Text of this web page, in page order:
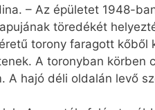
– Az épületet 1948-
töredékét
torony faragott kőből
A toronyban körben
A hajó déli oldalán levő